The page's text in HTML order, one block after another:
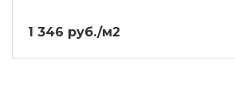
1 346 руб./м2